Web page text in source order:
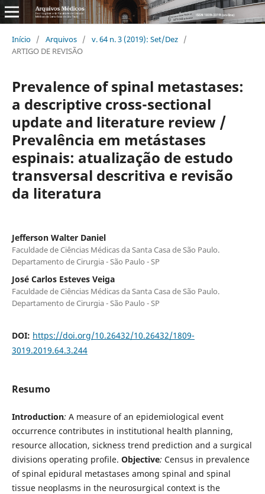
Início / Arquivos / v. 64 n. 3 (2019): Set/Dez /
ARTIGO DE REVISÃO
Prevalence of spinal metastases:
a descriptive cross-sectional
update and literature review /
Prevalência em metástases
espinais: atualização de estudo
transversal descritiva e revisão
da literatura
Jefferson Walter Daniel
Faculdade de Ciências Médicas da Santa Casa de São Paulo.
Departamento de Cirurgia - São Paulo - SP
José Carlos Esteves Veiga
Faculdade de Ciências Médicas da Santa Casa de São Paulo.
Departamento de Cirurgia - São Paulo - SP
DOI: https://doi.org/10.26432/10.26432/1809-
3019.2019.64.3.244
Resumo
Introduction: A measure of an epidemiological event
occurrence contributes in institutional health planning,
resource allocation, sickness trend prediction and a surgical
divisions operating profile. Objective: Census in prevalence
of spinal epidural metastases among spinal and spinal
tissue neoplasms in the neurosurgical context is the